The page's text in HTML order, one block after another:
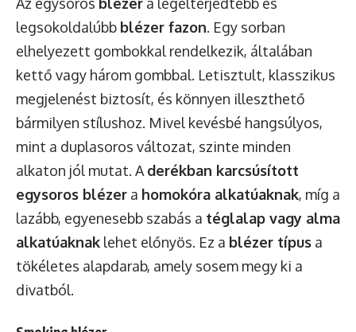
legsokoldalúbb blézer fazon. Egy sorban
elhelyezett gombokkal rendelkezik, általában
kettő vagy három gombbal. Letisztult, klasszikus
megjelenést biztosít, és könnyen illeszthető
bármilyen stílushoz. Mivel kevésbé hangsúlyos,
mint a duplasoros változat, szinte minden
alkaton jól mutat. A derékban karcsúsított
egysoros blézer a homokóra alkatúaknak, míg a
lazább, egyenesebb szabás a téglalap vagy alma
alkatúaknak lehet előnyös. Ez a blézer típus a
tökéletes alapdarab, amely sosem megy ki a
divatból.